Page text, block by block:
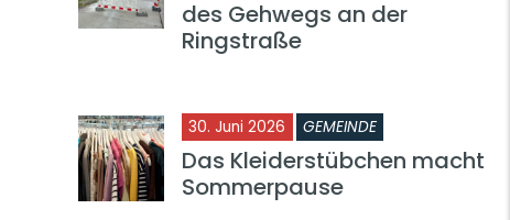
des Gehwegs an der
Ringstraße
30. Juni 2026 GEMEINDE
Das Kleiderstübchen macht
Sommerpause